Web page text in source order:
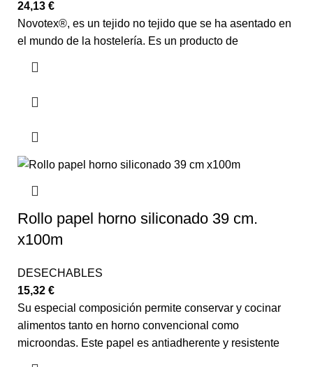
24,13 €
Novotex®, es un tejido no tejido que se ha asentado en
el mundo de la hostelería. Es un producto de
Rollo papel horno siliconado 39 cm.
x100m
DESECHABLES
15,32 €
Su especial composición permite conservar y cocinar
alimentos tanto en horno convencional como
microondas. Este papel es antiadherente y resistente